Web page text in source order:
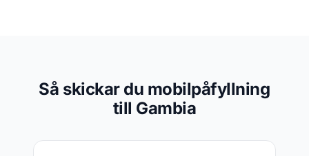
Så skickar du mobilpåfyllning
till Gambia